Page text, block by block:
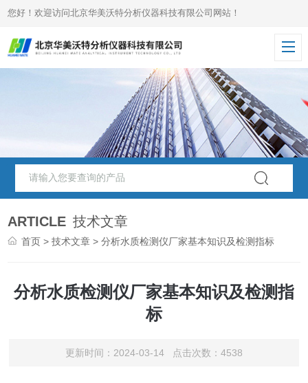
您好！欢迎访问北京华美沃特分析仪器科技有限公司网站！
ARTICLE 技术文章
首页 >技术文章 > 分析水质检测仪厂家基本知识及检测指标
分析水质检测仪厂家基本知识及检测指
标
更新时间：2024-03-14 点击次数：4538